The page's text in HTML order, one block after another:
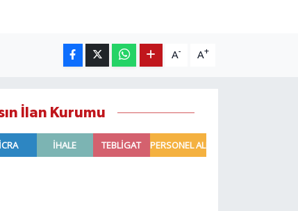
A- A+
İlan Kurumu